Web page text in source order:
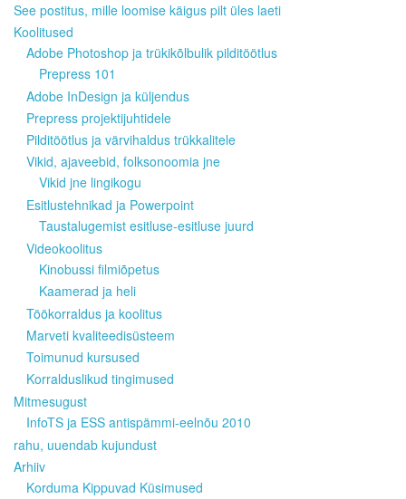
See postitus, mille loomise käigus pilt üles laeti
Koolitused
Adobe Photoshop ja trükikõlbulik pilditöötlus
Prepress 101
Adobe InDesign ja küljendus
Prepress projektijuhtidele
Pilditöötlus ja värvihaldus trükkalitele
Vikid, ajaveebid, folksonoomia jne
Vikid jne lingikogu
Esitlustehnikad ja Powerpoint
Taustalugemist esitluse-esitluse juurd
Videokoolitus
Kinobussi filmiõpetus
Kaamerad ja heli
Töökorraldus ja koolitus
Marveti kvaliteedisüsteem
Toimunud kursused
Korralduslikud tingimused
Mitmesugust
InfoTS ja ESS antispämmi-eelnõu 2010
rahu, uuendab kujundust
Arhiiv
Korduma Kippuvad Küsimused